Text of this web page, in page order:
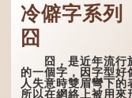
冷僻字系列｜
囧
囧，是近年流行
的一個字，因字型好
人失意時雙眉彎下的
所以在網絡上被用來